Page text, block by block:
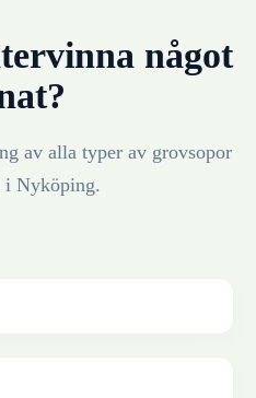
något
av alla typer av grovsopor
i Nyköping.